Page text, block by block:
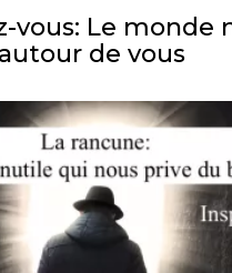
vous: Le monde
de vous